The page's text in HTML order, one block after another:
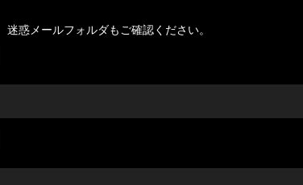
惑メールフォルダもご確認ください。